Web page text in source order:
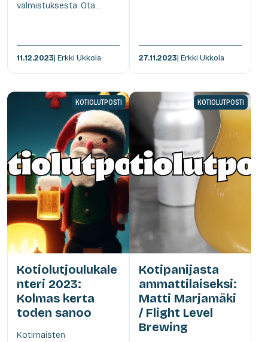
valmistuksesta. Ota...
11.12.2023| Erkki Ukkola 27.11.2023| Erkki Ukkola
KOTIOLUTPOSTI
Kotiolutjoulukale
nteri 2023:
Kolmas kerta
toden sanoo
Kotimaisten
KOTIOLUTPOSTI
Kotipanijasta
ammattilaiseksi:
Matti Marjamäki
/ Flight Level
Brewing